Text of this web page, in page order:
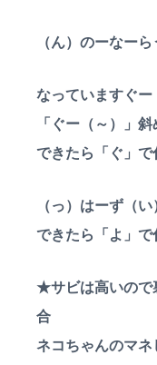
（ん）のーなー
なっていますぐー
「ぐー（～）」
できたら「ぐ」で
（っ）はーず（い
できたら「よ」で
★サビは高いので
合
ネコちゃんのマネ